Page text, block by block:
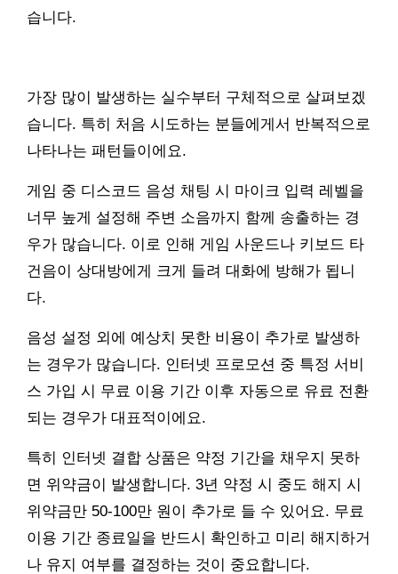
습니다.
가장 많이 발생하는 실수부터 구체적으로 살펴보겠
습니다. 특히 처음 시도하는 분들에게서 반복적으로
나타나는 패턴들이에요.
게임 중 디스코드 음성 채팅 시 마이크 입력 레벨을
너무 높게 설정해 주변 소음까지 함께 송출하는 경
우가 많습니다. 이로 인해 게임 사운드나 키보드 타
건음이 상대방에게 크게 들려 대화에 방해가 됩니
다.
음성 설정 외에 예상치 못한 비용이 추가로 발생하
는 경우가 많습니다. 인터넷 프로모션 중 특정 서비
스 가입 시 무료 이용 기간 이후 자동으로 유료 전환
되는 경우가 대표적이에요.
특히 인터넷 결합 상품은 약정 기간을 채우지 못하
면 위약금이 발생합니다. 3년 약정 시 중도 해지 시
위약금만 50-100만 원이 추가로 들 수 있어요. 무료
이용 기간 종료일을 반드시 확인하고 미리 해지하거
나 유지 여부를 결정하는 것이 중요합니다.